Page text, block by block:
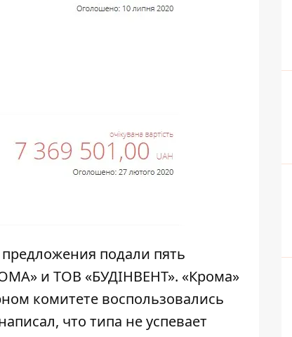
подали пять
и ТОВ «БУДІНВЕНТ». «Крома»
комитете воспользовались
что типа не успевает